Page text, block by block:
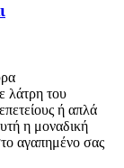
λάτρη του
ή απλά
η μοναδική
αγαπημένο σας